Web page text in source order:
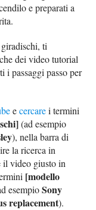
e preparati a
ti
dei video tutorial
i passaggi passo per
ecercarei termini
(ad esempio
), nella barra di
la ricerca in
il video giusto in
[modello
esempioSony
replacement).